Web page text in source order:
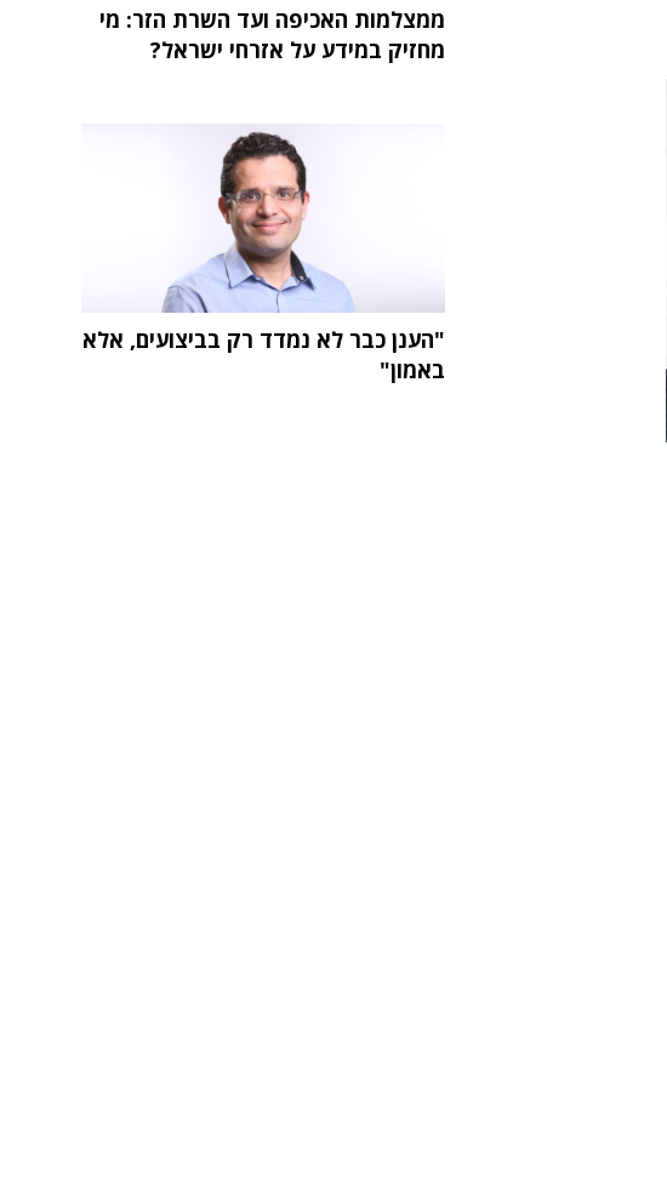
ממצלמות האכיפה ועד השרת הזר: מי
מחזיק במידע על אזרחי ישראל?
"הענן כבר לא נמדד רק בביצועים, אלא
באמון"